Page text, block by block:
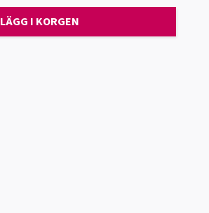
LÄGG I KORGEN